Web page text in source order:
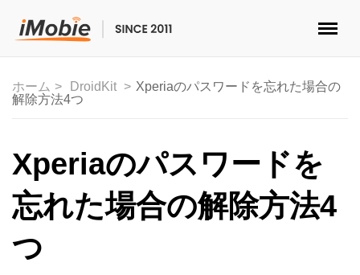
マルチメディア
便利ツール
ホーム DroidKit
Xperiaのパスワードを忘れた場合の
解除方法4つ
Xperiaのパスワードを
忘れた場合の解除方法4
つ